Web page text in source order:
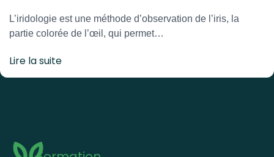
L’iridologie est une méthode d’observation de l’iris, la
partie colorée de l’œil, qui permet…
Lire la suite